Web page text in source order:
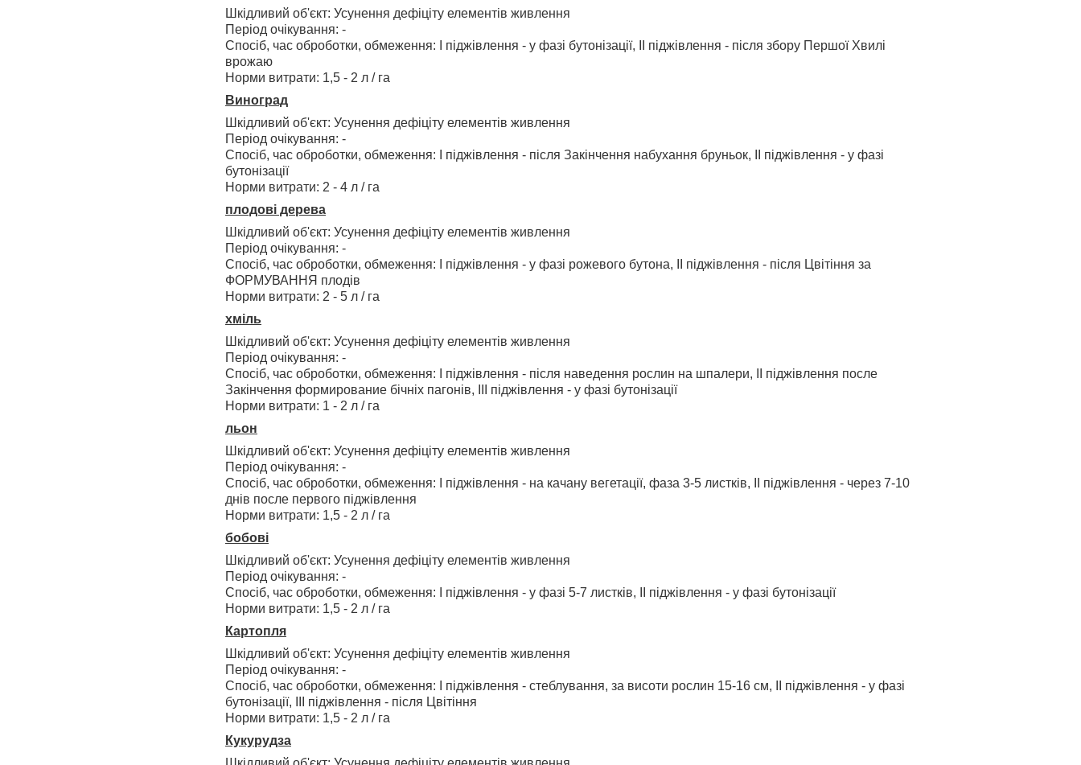
Шкідливий об'єкт: Усунення дефіціту елементів живлення
Період очікування: -
Спосіб, час оброботки, обмеження: І піджівлення - у фазі бутонізації, ІІ піджівлення - після збору Першої Хвилі
врожаю
Норми витрати: 1,5 - 2 л / га
Виноград
Шкідливий об'єкт: Усунення дефіціту елементів живлення
Період очікування: -
Спосіб, час оброботки, обмеження: І піджівлення - після Закінчення набухання бруньок, ІІ піджівлення - у фазі
бутонізації
Норми витрати: 2 - 4 л / га
плодові дерева
Шкідливий об'єкт: Усунення дефіціту елементів живлення
Період очікування: -
Спосіб, час оброботки, обмеження: І піджівлення - у фазі рожевого бутона, ІІ піджівлення - після Цвітіння за
ФОРМУВАННЯ плодів
Норми витрати: 2 - 5 л / га
хміль
Шкідливий об'єкт: Усунення дефіціту елементів живлення
Період очікування: -
Спосіб, час оброботки, обмеження: І піджівлення - після наведення рослин на шпалери, ІІ піджівлення после
Закінчення формирование бічніх пагонів, ІІІ піджівлення - у фазі бутонізації
Норми витрати: 1 - 2 л / га
льон
Шкідливий об'єкт: Усунення дефіціту елементів живлення
Період очікування: -
Спосіб, час оброботки, обмеження: І піджівлення - на качану вегетації, фаза 3-5 листків, ІІ піджівлення - через 7-10
днів после первого піджівлення
Норми витрати: 1,5 - 2 л / га
бобові
Шкідливий об'єкт: Усунення дефіціту елементів живлення
Період очікування: -
Спосіб, час оброботки, обмеження: І піджівлення - у фазі 5-7 листків, ІІ піджівлення - у фазі бутонізації
Норми витрати: 1,5 - 2 л / га
Картопля
Шкідливий об'єкт: Усунення дефіціту елементів живлення
Період очікування: -
Спосіб, час оброботки, обмеження: І піджівлення - стеблування, за висоти рослин 15-16 см, ІІ піджівлення - у фазі
бутонізації, ІІІ піджівлення - після Цвітіння
Норми витрати: 1,5 - 2 л / га
Кукурудза